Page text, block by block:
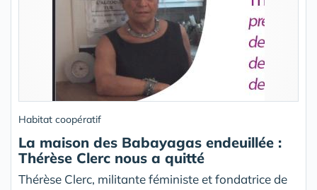
Habitat coopératif
La maison des Babayagas endeuillée :
Thérèse Clerc nous a quitté
Thérèse Clerc, militante féministe et fondatrice de